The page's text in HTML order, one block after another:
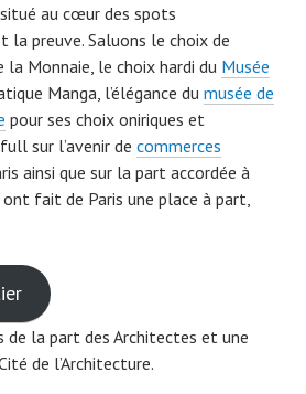
au cœur des spots
la preuve. Saluons le choix de
la Monnaie, le choix hardi du Musée
Manga, l’élégance du musée de
pour ses choix oniriques et
sur l’avenir de commerces
ainsi que sur la part accordée à
fait de Paris une place à part,
de la part des Architectes et une
de l’Architecture.